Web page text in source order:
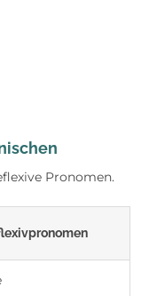
Pronomen.